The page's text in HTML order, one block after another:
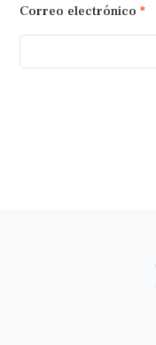
Correo electrónico *